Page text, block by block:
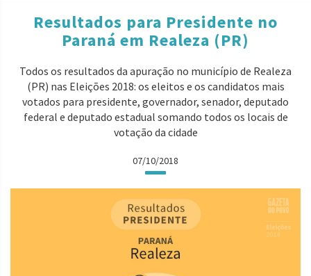
Resultados para Presidente no
Paraná em Realeza (PR)
Todos os resultados da apuração no município de Realeza
(PR) nas Eleições 2018: os eleitos e os candidatos mais
votados para presidente, governador, senador, deputado
federal e deputado estadual somando todos os locais de
votação da cidade
07/10/2018